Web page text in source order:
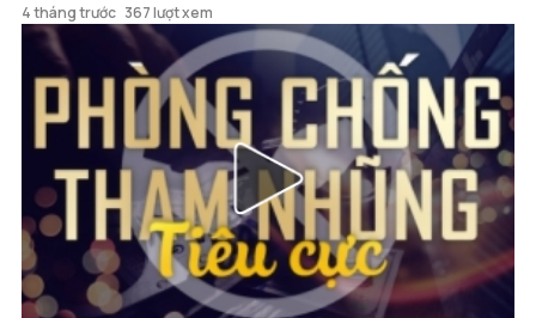
4 tháng trước 367 lượt xem